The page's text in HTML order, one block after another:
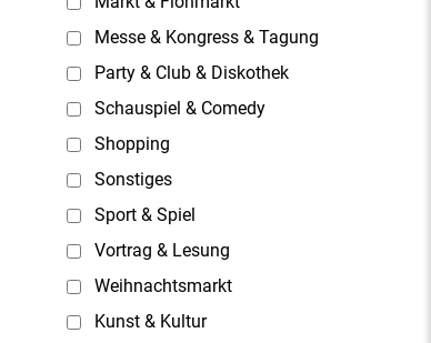
Messe & Kongress & Tagung
Party & Club & Diskothek
Schauspiel & Comedy
Shopping
Sonstiges
Sport & Spiel
Vortrag & Lesung
Weihnachtsmarkt
Kunst & Kultur